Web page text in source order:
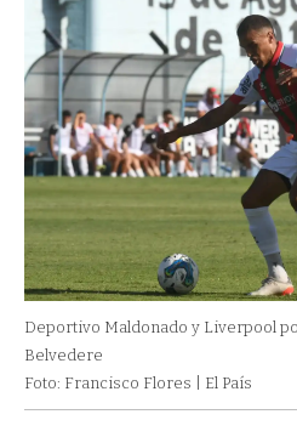
Deportivo Maldonado y Liverpool
Belvedere
Foto: Francisco Flores | El País